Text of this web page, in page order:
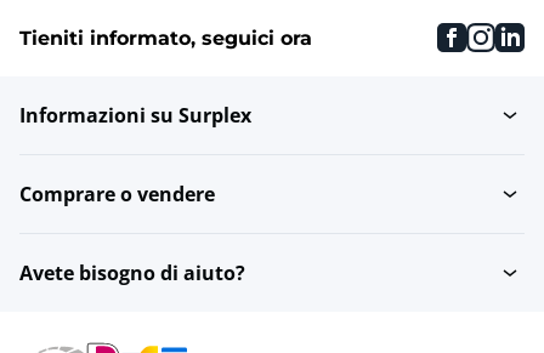
Tieniti informato, seguici ora
Informazioni su Surplex
Comprare o vendere
Avete bisogno di aiuto?